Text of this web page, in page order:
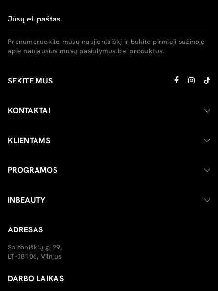
Prenumeruokite mūsų naujienlaiškį ir būkite pirmieji sužinoję
apie naujausius mūsų pasiūlymus bei produktus.
SEKITE MUS
KONTAKTAI
KLIENTAMS
PROGRAMOS
INBEAUTY
ADRESAS
Saltoniškių g. 29,
LT-08106, Vilnius
DARBO LAIKAS